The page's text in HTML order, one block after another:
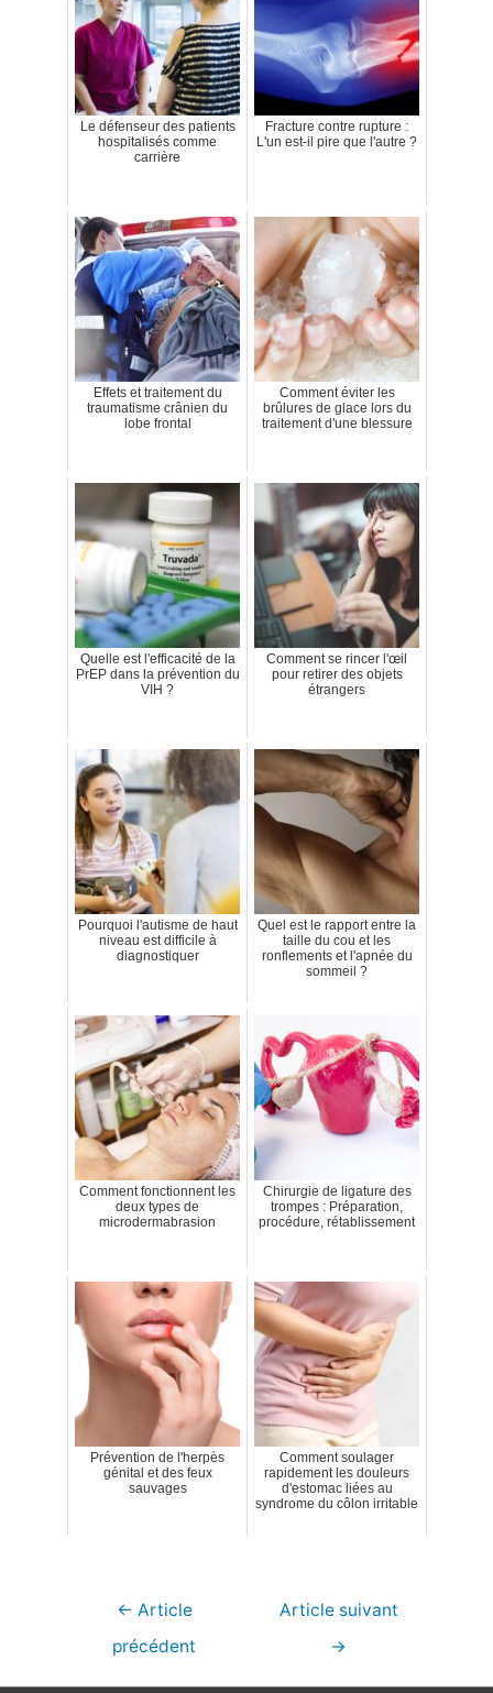
Le défenseur des patients
hospitalisés comme
carrière
Fracture contre rupture :
L'un est-il pire que l'autre ?
Effets et traitement du
traumatisme crânien du
lobe frontal
Comment éviter les
brûlures de glace lors du
traitement d'une blessure
Quelle est l'efficacité de la
PrEP dans la prévention du
VIH ?
Comment se rincer l'œil
pour retirer des objets
étrangers
Pourquoi l'autisme de haut
niveau est difficile à
diagnostiquer
Quel est le rapport entre la
taille du cou et les
ronflements et l'apnée du
sommeil ?
Comment fonctionnent les
deux types de
microdermabrasion
Chirurgie de ligature des
trompes : Préparation,
procédure, rétablissement
Prévention de l'herpès
génital et des feux
sauvages
Comment soulager
rapidement les douleurs
d'estomac liées au
syndrome du côlon irritable
Navigation
← Article
précédent
Article suivant
→